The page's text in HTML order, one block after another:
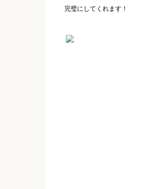
完璧にしてくれます！